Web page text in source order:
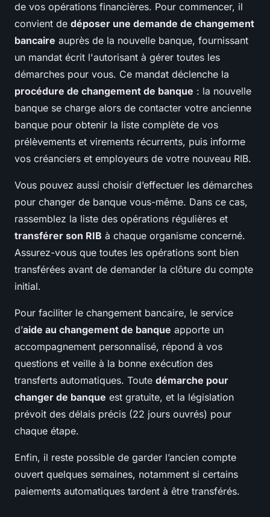
de vos opérations financières. Pour commencer, il
convient de déposer une demande de changement
bancaire auprès de la nouvelle banque, fournissant
un mandat écrit l'autorisant à gérer toutes les
démarches pour vous. Ce mandat déclenche la
procédure de changement de banque : la nouvelle
banque se charge alors de contacter votre ancienne
banque pour obtenir la liste complète de vos
prélèvements et virements récurrents, puis informe
vos créanciers et employeurs de votre nouveau RIB.
Vous pouvez aussi choisir d’effectuer les démarches
pour changer de banque vous-même. Dans ce cas,
rassemblez la liste des opérations régulières et
transférer son RIB à chaque organisme concerné.
Assurez-vous que toutes les opérations sont bien
transférées avant de demander la clôture du compte
initial.
Pour faciliter le changement bancaire, le service
d’aide au changement de banque apporte un
accompagnement personnalisé, répond à vos
questions et veille à la bonne exécution des
transferts automatiques. Toute démarche pour
changer de banque est gratuite, et la législation
prévoit des délais précis (22 jours ouvrés) pour
chaque étape.
Enfin, il reste possible de garder l’ancien compte
ouvert quelques semaines, notamment si certains
paiements automatiques tardent à être transférés.